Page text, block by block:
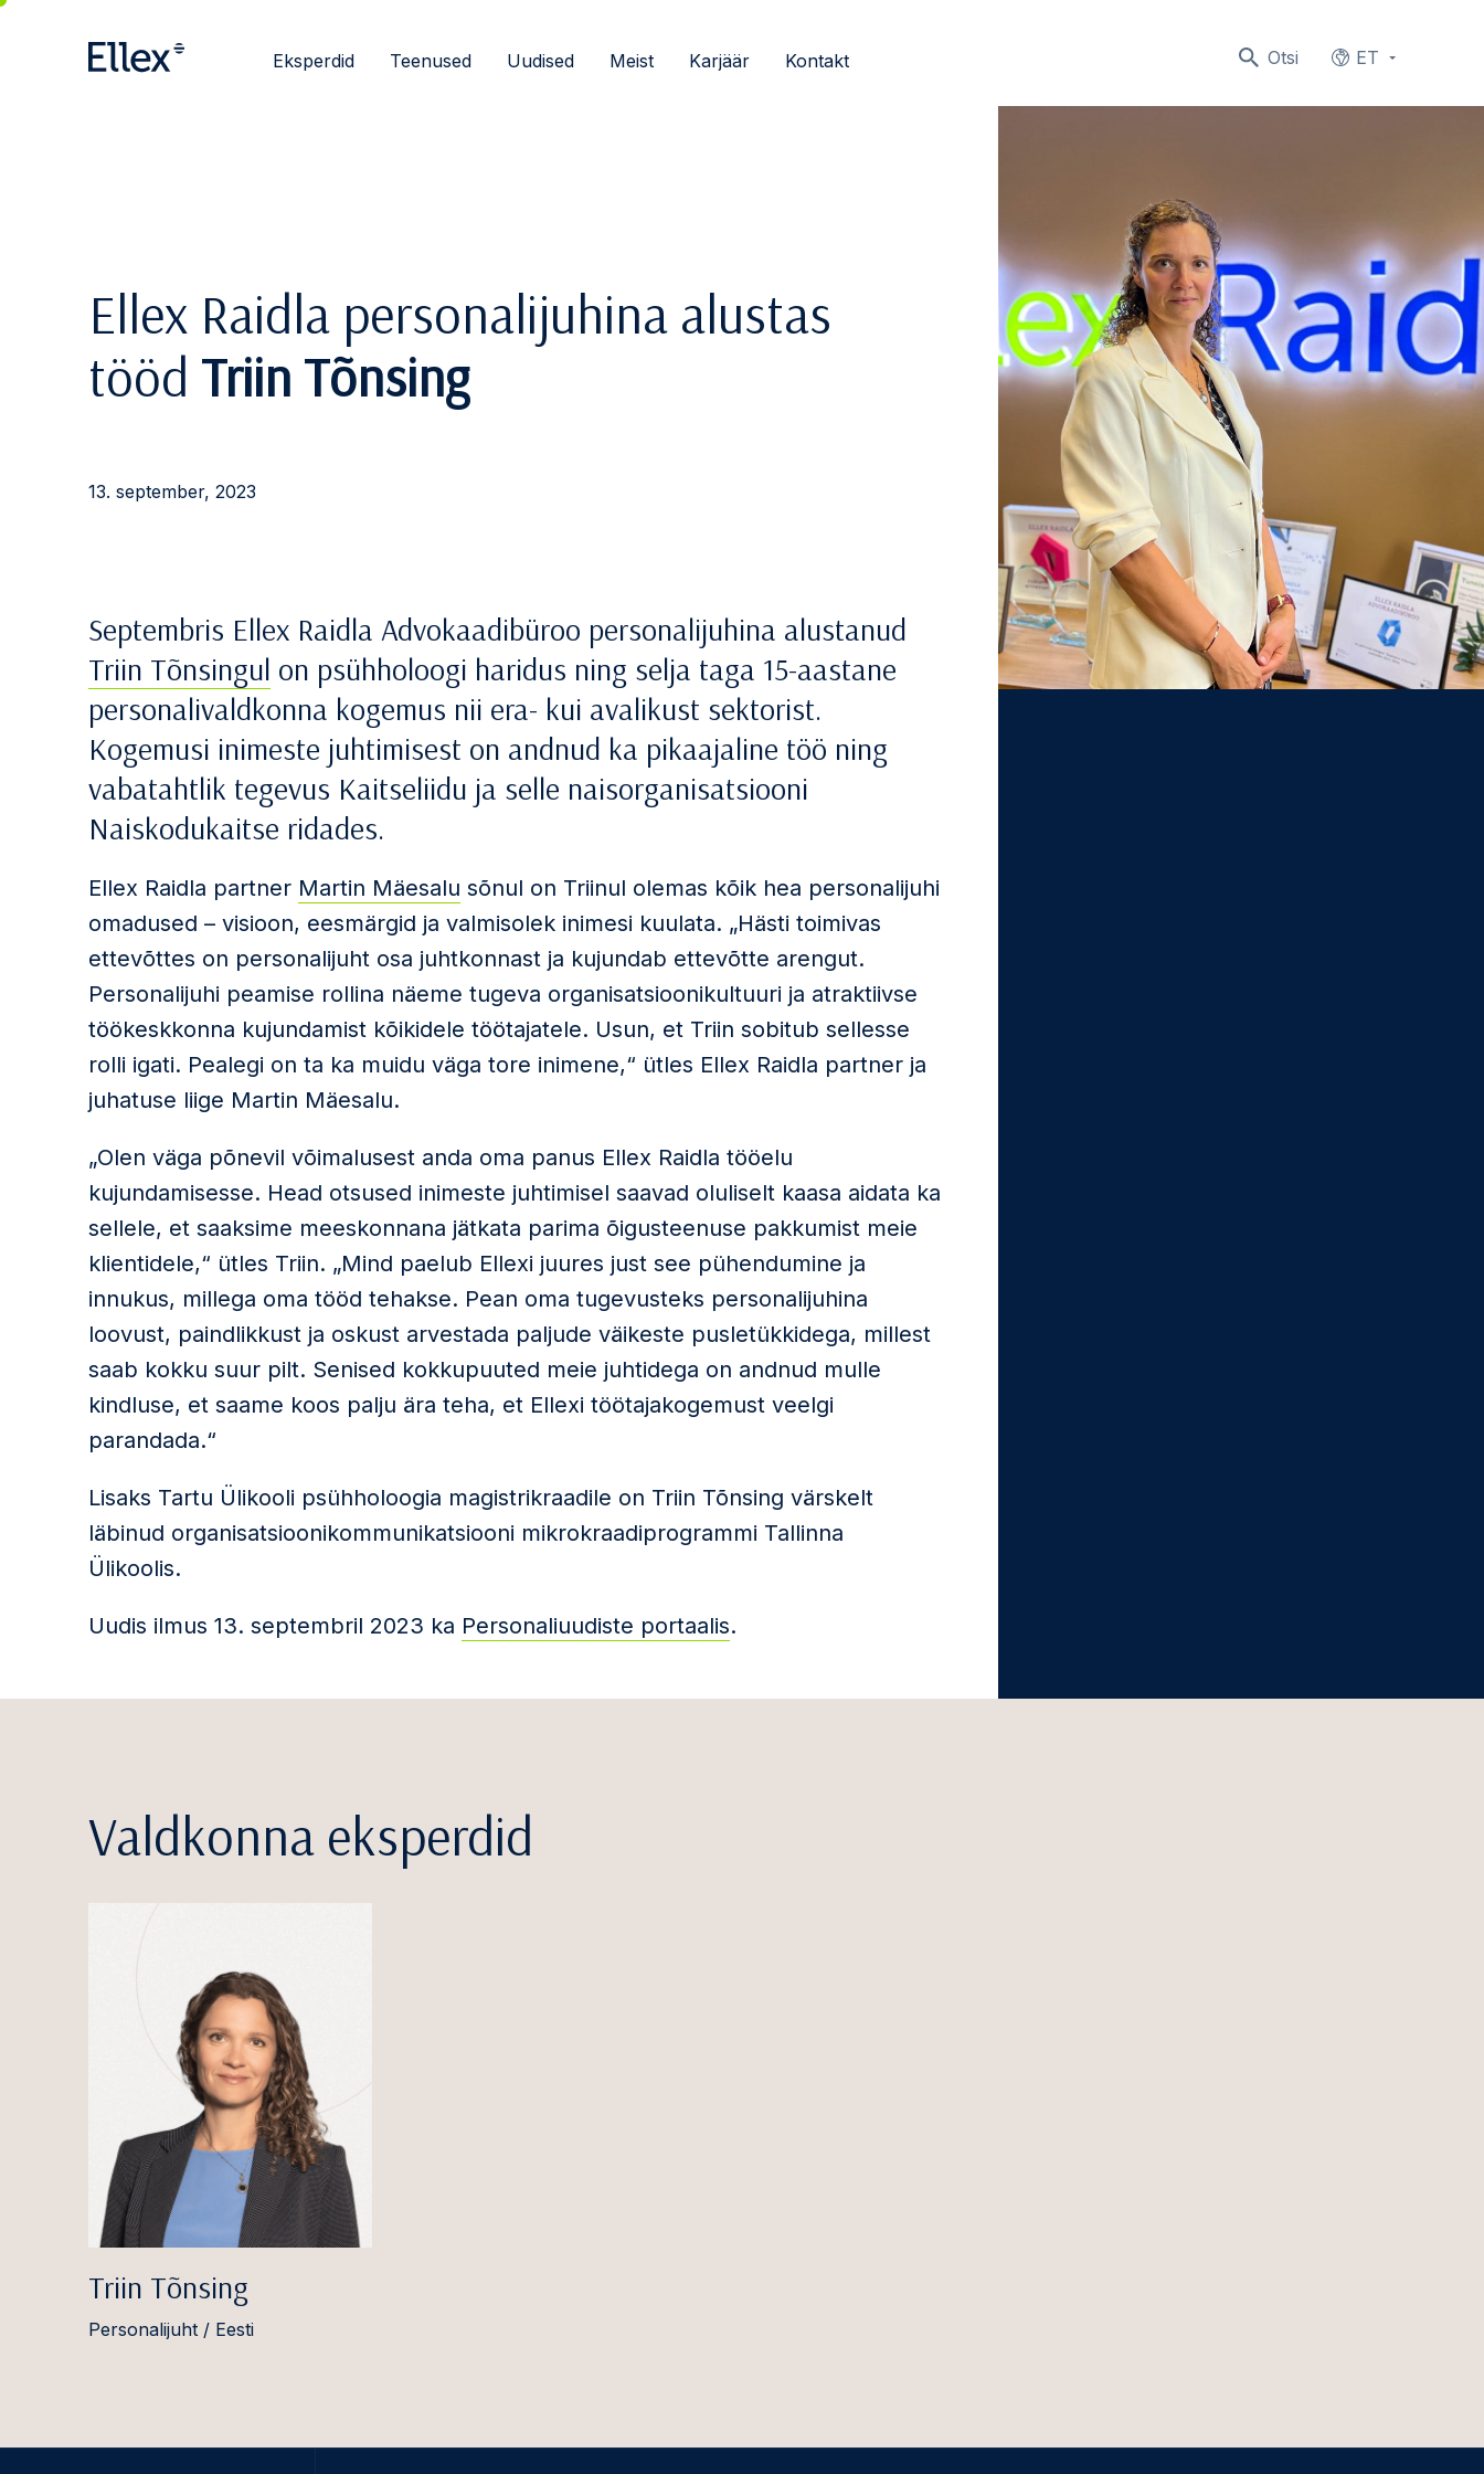
Otsi ET
Eksperdid Teenused Uudised Meist Karjäär Kontakt
Ellex Raidla personalijuhina alustas
tööd Triin Tõnsing
13. september, 2023
Septembris Ellex Raidla Advokaadibüroo personalijuhina alustanud
Triin Tõnsingul on psühholoogi haridus ning selja taga 15-aastane
personalivaldkonna kogemus nii era- kui avalikust sektorist.
Kogemusi inimeste juhtimisest on andnud ka pikaajaline töö ning
vabatahtlik tegevus Kaitseliidu ja selle naisorganisatsiooni
Naiskodukaitse ridades.
Ellex Raidla partner Martin Mäesalu sõnul on Triinul olemas kõik hea personalijuhi
omadused – visioon, eesmärgid ja valmisolek inimesi kuulata. „Hästi toimivas
ettevõttes on personalijuht osa juhtkonnast ja kujundab ettevõtte arengut.
Personalijuhi peamise rollina näeme tugeva organisatsioonikultuuri ja atraktiivse
töökeskkonna kujundamist kõikidele töötajatele. Usun, et Triin sobitub sellesse
rolli igati. Pealegi on ta ka muidu väga tore inimene,“ ütles Ellex Raidla partner ja
juhatuse liige Martin Mäesalu.
„Olen väga põnevil võimalusest anda oma panus Ellex Raidla tööelu
kujundamisesse. Head otsused inimeste juhtimisel saavad oluliselt kaasa aidata ka
sellele, et saaksime meeskonnana jätkata parima õigusteenuse pakkumist meie
klientidele,“ ütles Triin. „Mind paelub Ellexi juures just see pühendumine ja
innukus, millega oma tööd tehakse. Pean oma tugevusteks personalijuhina
loovust, paindlikkust ja oskust arvestada paljude väikeste pusletükkidega, millest
saab kokku suur pilt. Senised kokkupuuted meie juhtidega on andnud mulle
kindluse, et saame koos palju ära teha, et Ellexi töötajakogemust veelgi
parandada.“
Lisaks Tartu Ülikooli psühholoogia magistrikraadile on Triin Tõnsing värskelt
läbinud organisatsioonikommunikatsiooni mikrokraadiprogrammi Tallinna
Ülikoolis.
Uudis ilmus 13. septembril 2023 ka Personaliuudiste portaalis.
Valdkonna eksperdid
Triin Tõnsing
Personalijuht / Eesti